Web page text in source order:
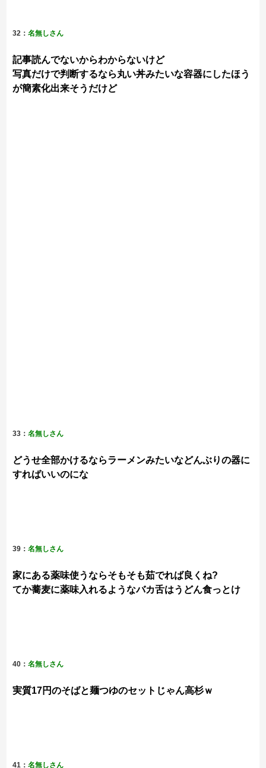
32：名無しさん
記事読んでないからわからないけど
写真だけで判断するなら丸い丼みたいな容器にしたほう
が簡素化出来そうだけど
33：名無しさん
どうせ全部かけるならラーメンみたいなどんぶりの器に
すればいいのにな
39：名無しさん
家にある薬味使うならそもそも茹でれば良くね?
てか蕎麦に薬味入れるようなバカ舌はうどん食っとけ
40：名無しさん
実質17円のそばと麺つゆのセットじゃん高杉ｗ
41：名無しさん